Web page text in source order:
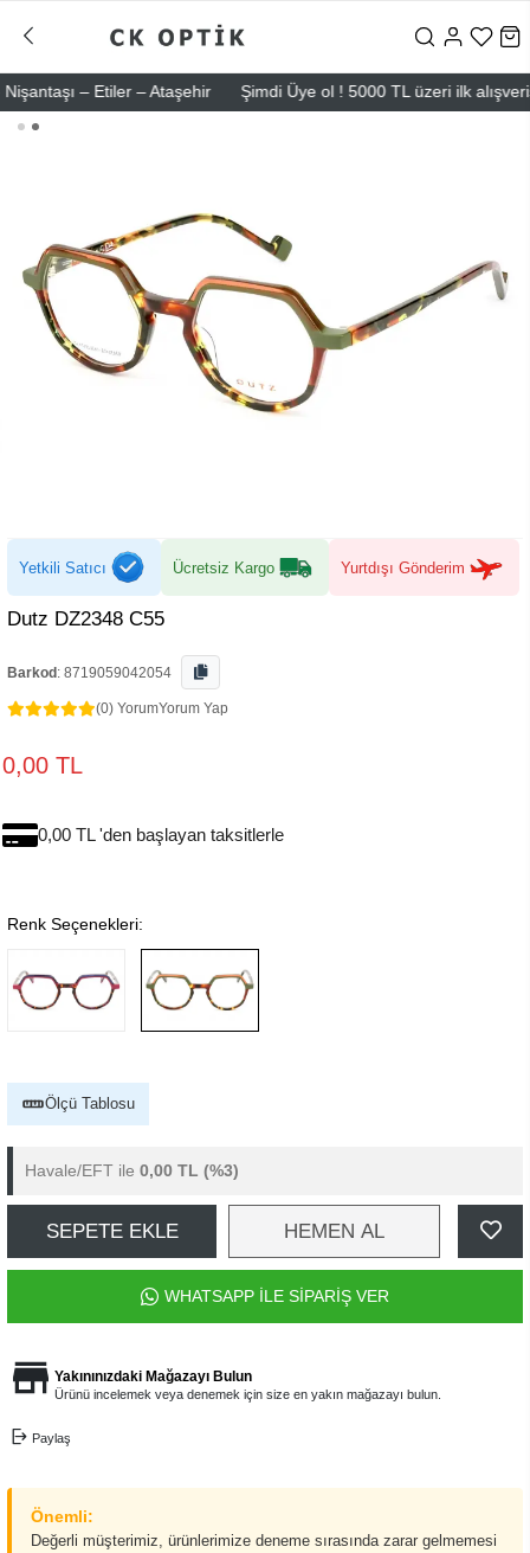
– Etiler – Ataşehir Şimdi Üye ol ! 5000 TL üzeri ilk
Yetkili Satıcı Ücretsiz Kargo Yurtdışı Gönderim
Dutz DZ2348 C55
Barkod : 8719059042054
(0) YorumYorum Yap
0,00 TL
0,00 TL 'den başlayan taksitlerle
Renk Seçenekleri:
Ölçü Tablosu
Havale/EFT ile 0,00 TL (%3)
SEPETE EKLE HEMEN AL
WHATSAPP İLE SİPARİŞ VER
Yakınınızdaki Mağazayı Bulun
Ürünü incelemek veya denemek için size en yakın mağazayı bulun.
Paylaş
Önemli:
Değerli müşterimiz, ürünlerimize deneme sırasında zarar gelmemesi